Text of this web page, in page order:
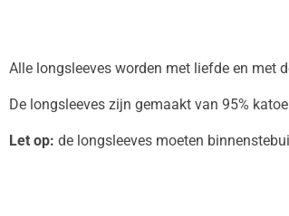
Alle longsleeves worden met liefde en met
De longsleeves zijn gemaakt van 95%
Let op: de longsleeves moeten